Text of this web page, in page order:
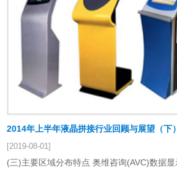
2014年上半年液晶拼接行业回顾与展望（下）
[2019-08-01]
(三)主要区域分布特点 奥维咨询(AVC)数据显示，液晶拼接市场华